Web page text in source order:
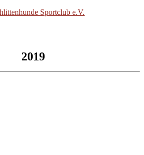
Sportclub e.V.
2019